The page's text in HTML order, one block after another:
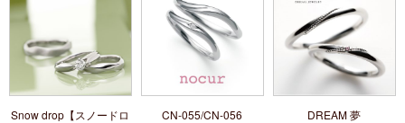
Snow drop【スノードロ
CN-055/CN-056 DREAM 夢